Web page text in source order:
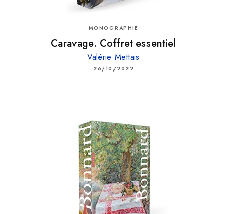
MONOGRAPHIE
Caravage. Coffret essentiel
Valérie Mettais
26/10/2022